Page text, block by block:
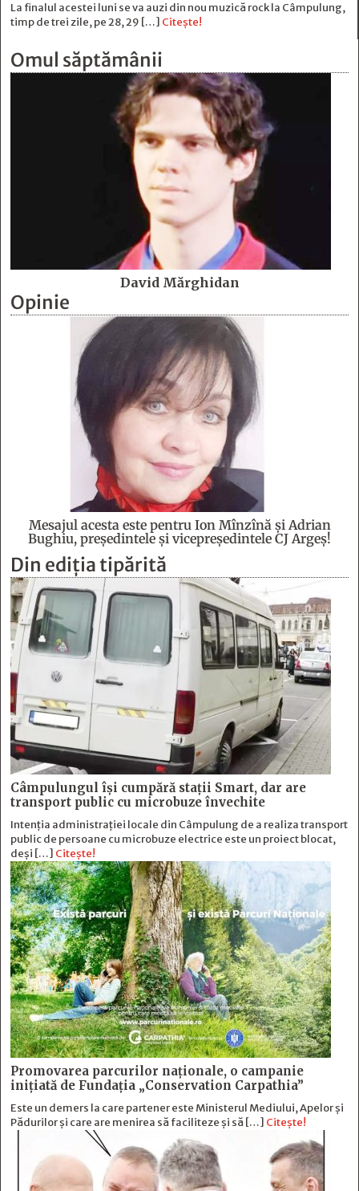
La finalul acestei luni se va auzi din nou muzică rock la Câmpulung,
timp de trei zile, pe 28, 29 […] Citește!
Omul săptămânii
David Mărghidan
Opinie
Mesajul acesta este pentru Ion Mînzînă şi Adrian
Bughiu, preşedintele şi vicepreşedintele CJ Argeş!
Din ediția tipărită
Câmpulungul îşi cumpără staţii Smart, dar are
transport public cu microbuze învechite
Intenția administrației locale din Câmpulung de a realiza transport
public de persoane cu microbuze electrice este un proiect blocat,
deși […] Citește!
Promovarea parcurilor naționale, o campanie
inițiată de Fundația „Conservation Carpathia”
Este un demers la care partener este Ministerul Mediului, Apelor și
Pădurilor și care are menirea să faciliteze și să […] Citește!